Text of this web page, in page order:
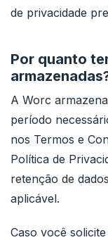
de privacidade
Por quanto
A Worc
período
nos Termos e
Política de
retenção de
aplicável.
Caso você